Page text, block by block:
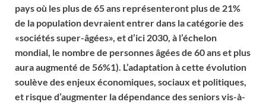
pays où les plus de 65 ans représenteront plus de 21%
de la population devraient entrer dans la catégorie des
«sociétés super-âgées», et d’ici 2030, à l’échelon
mondial, le nombre de personnes âgées de 60 ans et plus
aura augmenté de 56%1). L’adaptation à cette évolution
soulève des enjeux économiques, sociaux et politiques,
et risque d’augmenter la dépendance des seniors vis-à-